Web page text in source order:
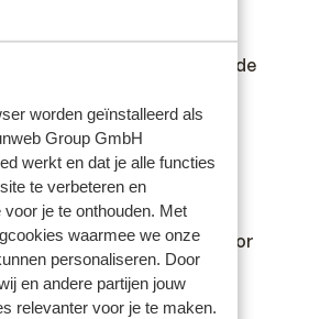
worden geïnstalleerd als
Group GmbH
werkt en dat je alle functies
te verbeteren en
je te onthouden. Met
waarmee we onze
personaliseren. Door
en andere partijen jouw
relevanter voor je te maken.
identiteitsbewijs.
na te vragen of er andere
land waar je heen wilt en de
te zijn.
Sunweb kan hiervoor